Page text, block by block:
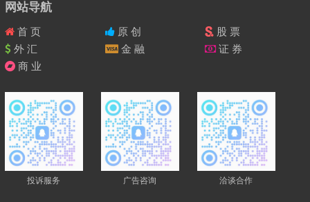
网站导航
首 页 原 创
股 票
外 汇
金 融
证 券
商 业
投诉服务 广告咨询 洽谈合作